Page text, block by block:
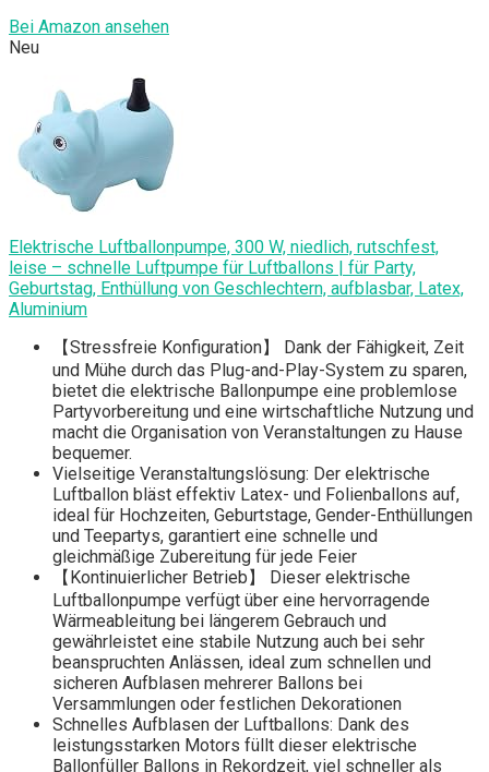
Bei Amazon ansehen
Neu
Elektrische Luftballonpumpe, 300 W, niedlich, rutschfest,
leise – schnelle Luftpumpe für Luftballons | für Party,
Geburtstag, Enthüllung von Geschlechtern, aufblasbar, Latex,
Aluminium
【Stressfreie Konfiguration】 Dank der Fähigkeit, Zeit
und Mühe durch das Plug-and-Play-System zu sparen,
bietet die elektrische Ballonpumpe eine problemlose
Partyvorbereitung und eine wirtschaftliche Nutzung und
macht die Organisation von Veranstaltungen zu Hause
bequemer.
Vielseitige Veranstaltungslösung: Der elektrische
Luftballon bläst effektiv Latex- und Folienballons auf,
ideal für Hochzeiten, Geburtstage, Gender-Enthüllungen
und Teepartys, garantiert eine schnelle und
gleichmäßige Zubereitung für jede Feier
【Kontinuierlicher Betrieb】 Dieser elektrische
Luftballonpumpe verfügt über eine hervorragende
Wärmeableitung bei längerem Gebrauch und
gewährleistet eine stabile Nutzung auch bei sehr
beanspruchten Anlässen, ideal zum schnellen und
sicheren Aufblasen mehrerer Ballons bei
Versammlungen oder festlichen Dekorationen
Schnelles Aufblasen der Luftballons: Dank des
leistungsstarken Motors füllt dieser elektrische
Ballonfüller Ballons in Rekordzeit, viel schneller als